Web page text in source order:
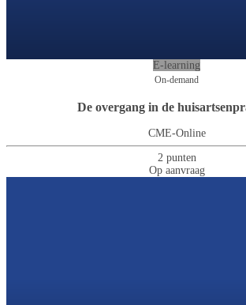
E-learning
On-demand
De overgang in de
CME-Online
2 punten
Op aanvraag